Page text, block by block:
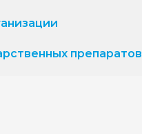
препаратов